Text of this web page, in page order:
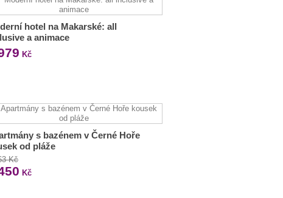
hotel na Makarské: all
a animace
Kč
s bazénem v Černé Hoře
od pláže
Kč
Kč